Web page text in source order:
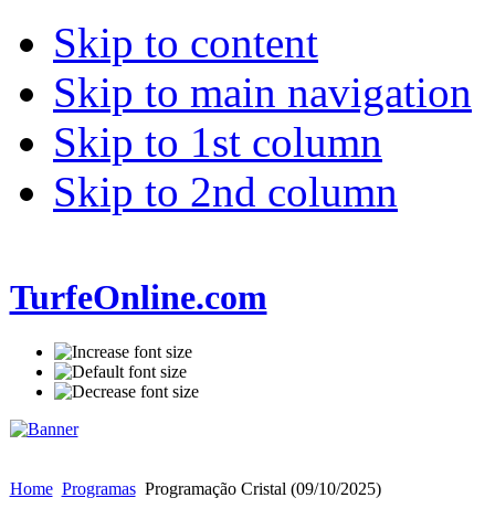
Skip to content
Skip to main navigation
Skip to 1st column
Skip to 2nd column
TurfeOnline.com
Home Programas Programação Cristal (09/10/2025)